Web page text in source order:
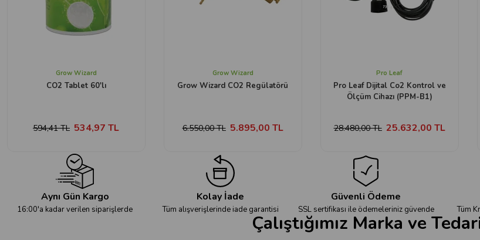
Grow Wizard
CO2 Tablet 60'lı
534,97 TL
594,41 TL
Grow Wizard
Grow Wizard CO2 Regülatörü
5.895,00 TL
6.550,00 TL
Pro Leaf
Pro Leaf Dijital Co2 Kontrol ve
Ölçüm Cihazı (PPM-B1)
25.632,00 TL
28.480,00 TL
Aynı Gün Kargo
16:00'a kadar verilen siparişlerde
Kolay İade
Tüm alışverişlerinde iade garantisi
Güvenli Ödeme
SSL sertifikası ile ödemeleriniz güvende Tüm
Çalıştığımız Marka ve